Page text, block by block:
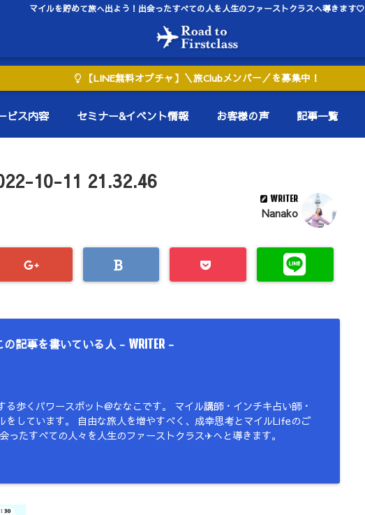
マイルを貯めて旅へ出よう！出会ったすべての人を人生のファーストクラスへ導きます♡
【LINE無料オプチャ】＼旅Clubメンバー／を募集中！
ビス内容 セミナー&イベント情報 お客様の声 記事一覧
10-11 21.32.46
WRITER
Nanako
の記事を書いている人 - WRITER-
る歩くパワースポット@ななこです。 マイル講師・インチキ占い師・
をしています。 自由な旅人を増やすべく、成幸思考とマイルLifeのご
ったすべての人々を人生のファーストクラス✈︎へと導きます。